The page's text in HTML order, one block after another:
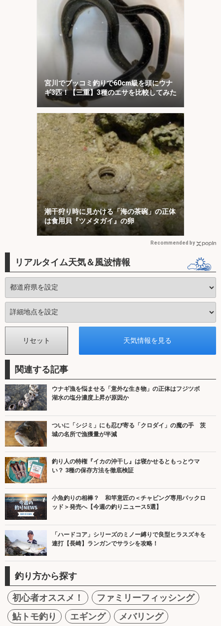
宮川でブッコミ釣りで60cm級を頭にウナ
ギ3匹！【三重】3種のエサを比較してみた
潮干狩り時に見かける「海の茶碗」の正体
は食用貝『ツメタガイ』の卵
Recommended by
リアルタイム天気＆風波情報
関連する記事
ウナギ漁を悩ませる「意外な生き物」の正体はフジツボ
湖水の塩分濃度上昇が原因か
ついに「シジミ」にも忍び寄る「クロダイ」の魔の手 茨
城の名所で漁獲量が半減
釣り人の特権『イカの沖干し』は寝かせるともっとウマ
い？ 3種の保存方法を徹底検証
小魚釣りの相棒？ 和竿意匠の＜チャビング専用パックロ
ッド＞発売へ【今週の釣りニュース5選】
「ハードコア」シリーズのミノー縛りで良型ヒラスズキを
連打【長崎】ランガンでサラシを攻略！
釣り方から探す
初心者オススメ！
ファミリーフィッシング
鮎トモ釣り
エギング
メバリング